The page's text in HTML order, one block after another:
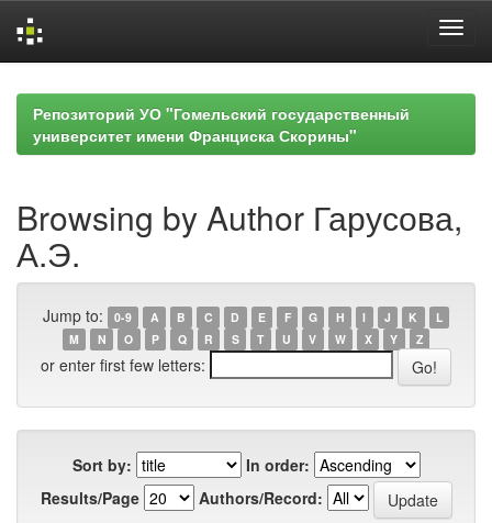
navigationРепозиторий УО "Гомельский государственный
университет имени Франциска Скорины"
Browsing by Author Гарусова,
А.Э.
Jump to: 0-9 A B C D E F G H I J K
L
M
N O P Q R S T U V W X Y Z
or enter first few letters:
Sort by:
In order:
Results/Page
Authors/Record: